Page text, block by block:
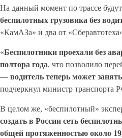
На данный момент по трассе будут
беспилотных грузовика без
«КамАЗа» и два от
«Беспилотники проехали без
полтора года, что позволило
— водитель теперь может
подчеркнул министр транспорта
В целом же, «беспилотный»
создать в России сеть
общей протяженностью около